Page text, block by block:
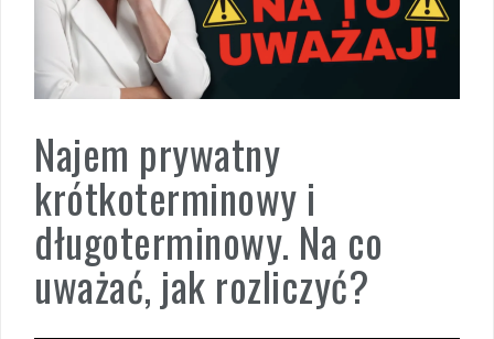
Najem prywatny
krótkoterminowy i
długoterminowy. Na co
uważać, jak rozliczyć?